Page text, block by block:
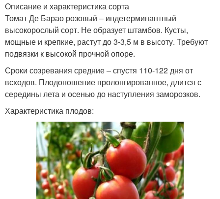
Описание и характеристика сорта
Томат Де Барао розовый – индетерминантный
высокорослый сорт. Не образует штамбов. Кусты,
мощные и крепкие, растут до 3-3,5 м в высоту. Требуют
подвязки к высокой прочной опоре.
Сроки созревания средние – спустя 110-122 дня от
всходов. Плодоношение пролонгированное, длится с
середины лета и осенью до наступления заморозков.
Характеристика плодов: